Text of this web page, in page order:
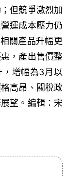
但競爭激烈加
運成本壓力仍
關產品升幅更
，產出售價整
增幅為3月以
高昂、關稅政
望。編輯：宋